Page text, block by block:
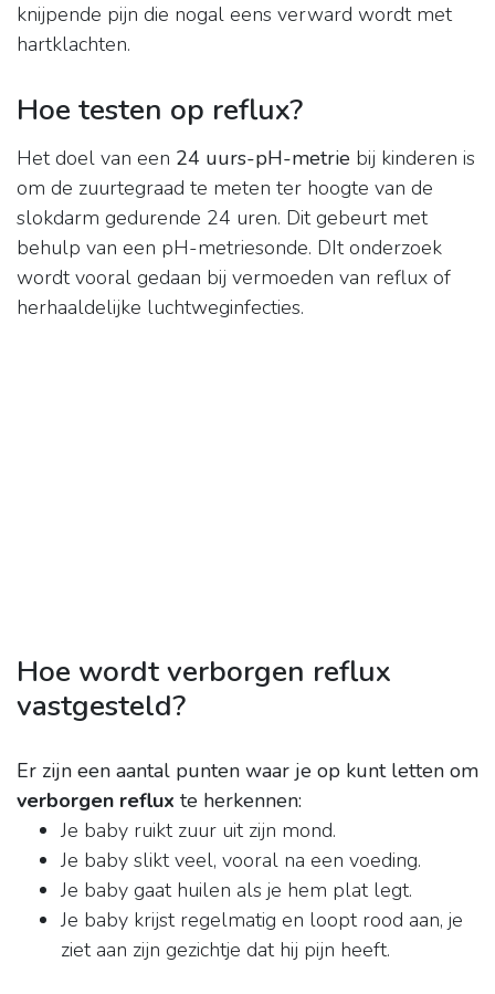
knijpende pijn die nogal eens verward wordt met
hartklachten.
Hoe testen op reflux?
Het doel van een 24 uurs-pH-metrie bij kinderen is
om de zuurtegraad te meten ter hoogte van de
slokdarm gedurende 24 uren. Dit gebeurt met
behulp van een pH-metriesonde. DIt onderzoek
wordt vooral gedaan bij vermoeden van reflux of
herhaaldelijke luchtweginfecties.
Hoe wordt verborgen reflux
vastgesteld?
Er zijn een aantal punten waar je op kunt letten om
verborgen reflux te herkennen:
Je baby ruikt zuur uit zijn mond.
Je baby slikt veel, vooral na een voeding.
Je baby gaat huilen als je hem plat legt.
Je baby krijst regelmatig en loopt rood aan, je
ziet aan zijn gezichtje dat hij pijn heeft.